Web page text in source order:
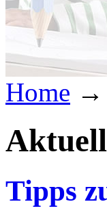
Home →
Tipps